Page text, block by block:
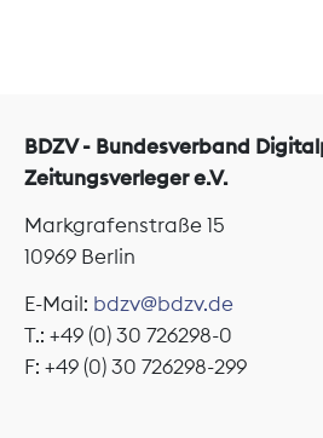
BDZV - Bundesverband
Zeitungsverleger e.V.
Markgrafenstraße 15
10969 Berlin
E-Mail: bdzv@bdzv.de
T.: +49 (0) 30 726298-0
F: +49 (0) 30 726298-299